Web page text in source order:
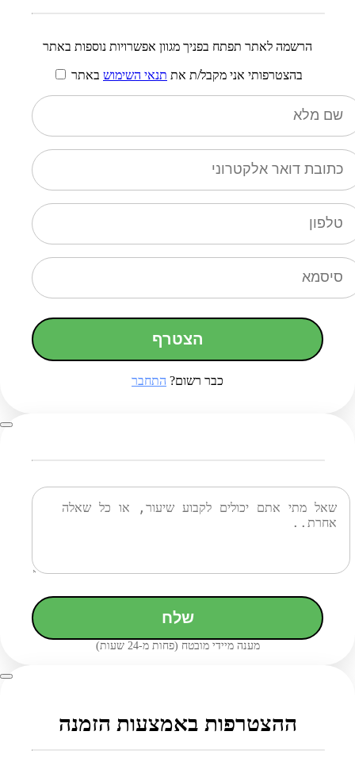
הרשמה לאתר תפתח בפניך מגוון אפשרויות נוספות באתר
בהצטרפותי אני מקבל/ת את תנאי השימוש באתר
הצטרף
כבר רשום? התחבר
שלח
מענה מיידי מובטח (פחות מ-24 שעות)
ההצטרפות באמצעות הזמנה